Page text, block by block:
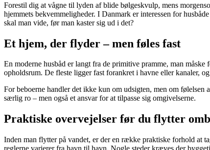
Forestil dig at vågne til lyden af blide bølgeskvulp, mens
hjemmets bekvemmeligheder. I Danmark er interessen for
skal man vide, før man kaster sig ud i det?
Et hjem, der flyder – men føles fast
En moderne husbåd er langt fra de primitive pramme, man
opholdsrum. De fleste ligger fast forankret i havne eller kanaler,
For beboerne handler det ikke kun om udsigten, men om
særlig ro – men også et ansvar for at tilpasse sig omgivelserne.
Praktiske overvejelser før du flytter
Inden man flytter på vandet, er der en række praktiske forhold at